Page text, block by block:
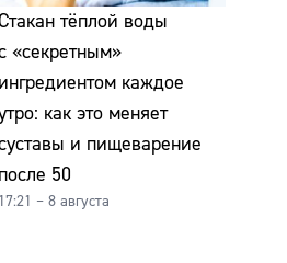
тёплой воды
«секретным»
ингредиентом каждое
как это меняет
и пищеварение
после 50
17:21 – 8 августа